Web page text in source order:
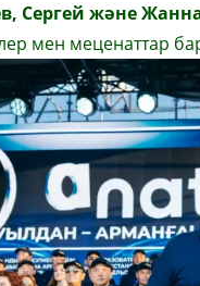
Сергей және
мен меценаттар